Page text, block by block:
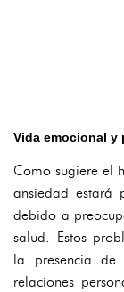
Vida emocional y
Como sugiere el
ansiedad estará
debido a
salud. Estos
la presencia
relaciones